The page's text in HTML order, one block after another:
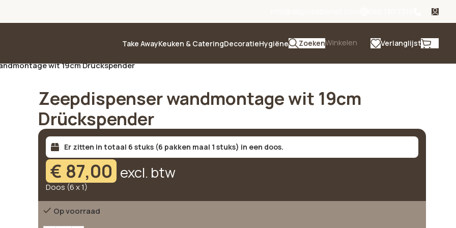
Take AwayKeuken & CateringDecoratieHygiëne ZoekenWinkelen Verlanglijst
wit 19cm Drückspender
Zeepdispenser wandmontage wit 19cm
Drückspender
Er zitten in totaal 6 stuks (6 pakken maal 1 stuks) in een doos.
€ 87,00 excl. btw
Doos (6 x 1)
Op voorraad